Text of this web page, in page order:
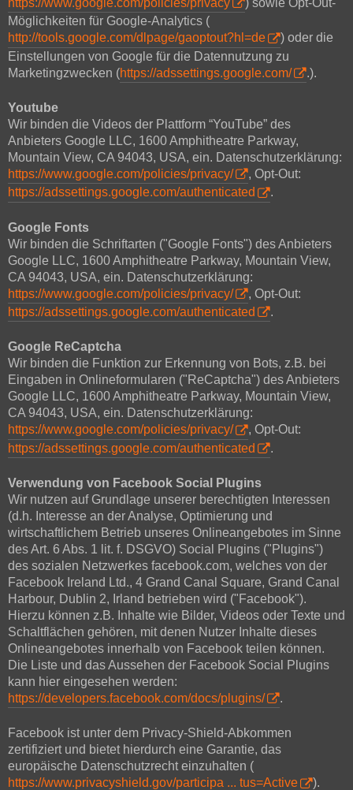
Möglichkeiten für Google-Analytics (
http://tools.google.com/dlpage/gaoptout?hl=de
) oder die
Einstellungen von Google für die Datennutzung zu
Marketingzwecken (https://adssettings.google.com/ .).
Youtube
Wir binden die Videos der Plattform “YouTube” des
Anbieters Google LLC, 1600 Amphitheatre Parkway,
Mountain View, CA 94043, USA, ein. Datenschutzerklärung:
https://www.google.com/policies/privacy/
, Opt-Out:
https://adssettings.google.com/authenticated
.
Google Fonts
Wir binden die Schriftarten ("Google Fonts") des Anbieters
Google LLC, 1600 Amphitheatre Parkway, Mountain View,
CA 94043, USA, ein. Datenschutzerklärung:
https://www.google.com/policies/privacy/
, Opt-Out:
https://adssettings.google.com/authenticated
.
Google ReCaptcha
Wir binden die Funktion zur Erkennung von Bots, z.B. bei
Eingaben in Onlineformularen ("ReCaptcha") des Anbieters
Google LLC, 1600 Amphitheatre Parkway, Mountain View,
CA 94043, USA, ein. Datenschutzerklärung:
https://www.google.com/policies/privacy/
, Opt-Out:
https://adssettings.google.com/authenticated
.
Verwendung von Facebook Social Plugins
Wir nutzen auf Grundlage unserer berechtigten Interessen
(d.h. Interesse an der Analyse, Optimierung und
wirtschaftlichem Betrieb unseres Onlineangebotes im Sinne
des Art. 6 Abs. 1 lit. f. DSGVO) Social Plugins ("Plugins")
des sozialen Netzwerkes facebook.com, welches von der
Facebook Ireland Ltd., 4 Grand Canal Square, Grand Canal
Harbour, Dublin 2, Irland betrieben wird ("Facebook").
Hierzu können z.B. Inhalte wie Bilder, Videos oder Texte und
Schaltflächen gehören, mit denen Nutzer Inhalte dieses
Onlineangebotes innerhalb von Facebook teilen können.
Die Liste und das Aussehen der Facebook Social Plugins
kann hier eingesehen werden:
https://developers.facebook.com/docs/plugins/
.
Facebook ist unter dem Privacy-Shield-Abkommen
zertifiziert und bietet hierdurch eine Garantie, das
europäische Datenschutzrecht einzuhalten (
https://www.privacyshield.gov/participa ... tus=Active
).